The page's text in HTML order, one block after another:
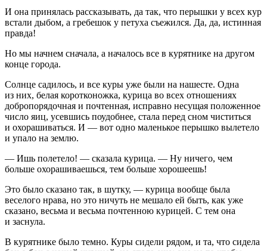
И она принялась рассказывать, да так, что перышки у всех кур
встали дыбом, а гребешок у петуха съежился. Да, да, истинная
правда!
Но мы начнем сначала, а началось все в курятнике на другом
конце города.
Солнце садилось, и все куры уже были на нашесте. Одна
из них, белая коротконожка, курица во всех отношениях
добропорядочная и почтенная, исправно несущая положенное
число яиц, усевшись поудобнее, стала перед сном чиститься
и охорашиваться. И — вот одно маленькое перышко вылетело
и упало на землю.
— Ишь полетело! — сказала курица. — Ну ничего, чем
больше охорашиваешься, тем больше хорошеешь!
Это было сказано так, в шутку, — курица вообще была
веселого нрава, но это ничуть не мешало ей быть, как уже
сказано, весьма и весьма почтенною курицей. С тем она
и заснула.
В курятнике было темно. Куры сидели рядом, и та, что сидела